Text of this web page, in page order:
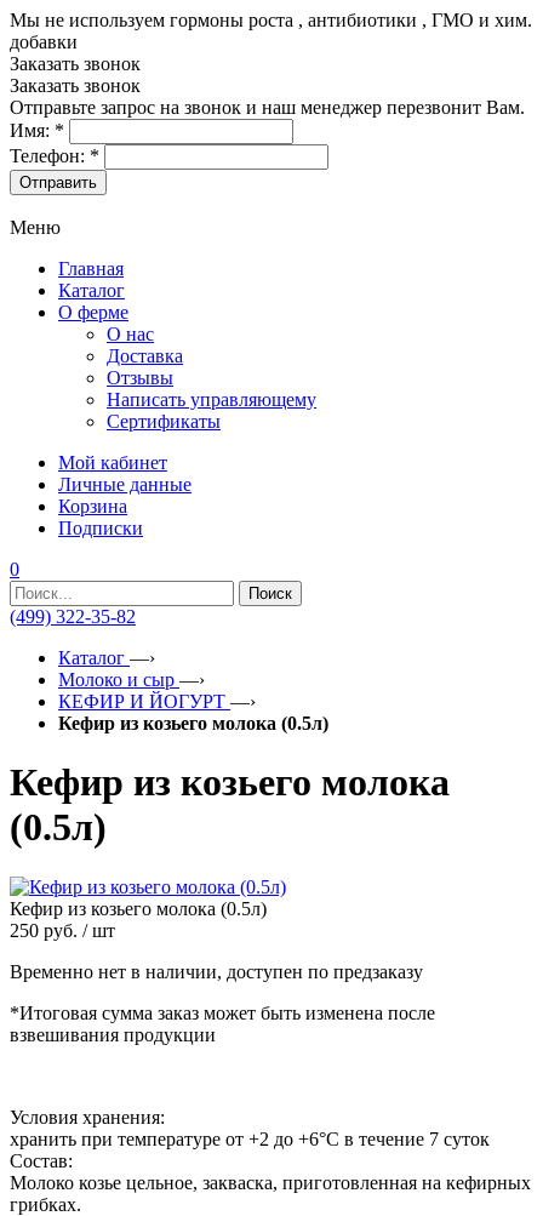
Мы не используем гормоны роста , антибиотики , ГМО и хим.
добавки
Заказать звонок
Заказать звонок
Отправьте запрос на звонок и наш менеджер перезвонит Вам.
Имя: *
Телефон: *
Меню
Главная
Каталог
О ферме
О нас
Доставка
Отзывы
Написать управляющему
Сертификаты
Мой кабинет
Личные данные
Корзина
Подписки
0
Поиск
(499) 322-35-82
Каталог —›
Молоко и сыр —›
КЕФИР И ЙОГУРТ —›
Кефир из козьего молока (0.5л)
Кефир из козьего молока
(0.5л)
Кефир из козьего молока (0.5л)
250 руб. / шт
Временно нет в наличии, доступен по предзаказу
*Итоговая сумма заказ может быть изменена после
взвешивания продукции
Условия хранения:
хранить при температуре от +2 до +6°С в течение 7 суток
Состав:
Молоко козье цельное, закваска, приготовленная на кефирных
грибках.